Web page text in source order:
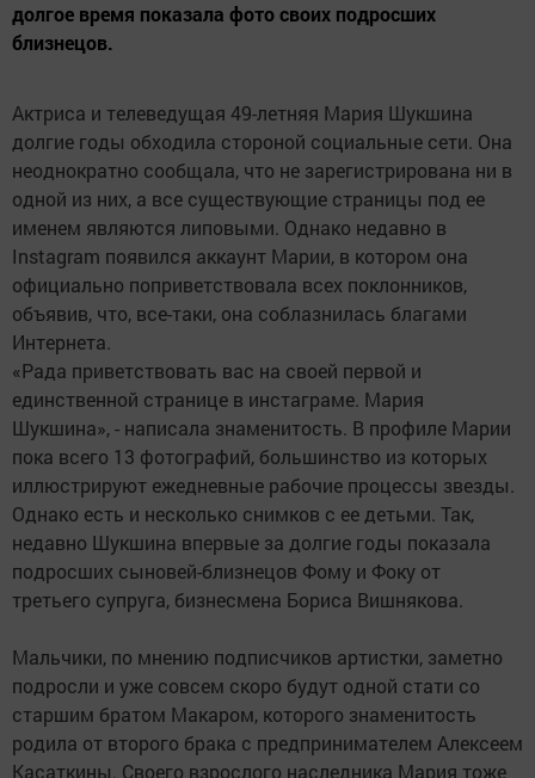
долгое время показала фото своих подросших
близнецов.
Актриса и телеведущая 49-летняя Мария Шукшина
долгие годы обходила стороной социальные сети. Она
неоднократно сообщала, что не зарегистрирована ни в
одной из них, а все существующие страницы под ее
именем являются липовыми. Однако недавно в
Instagram появился аккаунт Марии, в котором она
официально поприветствовала всех поклонников,
объявив, что, все-таки, она соблазнилась благами
Интернета.
«Рада приветствовать вас на своей первой и
единственной странице в инстаграме. Мария
Шукшина», - написала знаменитость. В профиле Марии
пока всего 13 фотографий, большинство из которых
иллюстрируют ежедневные рабочие процессы звезды.
Однако есть и несколько снимков с ее детьми. Так,
недавно Шукшина впервые за долгие годы показала
подросших сыновей-близнецов Фому и Фоку от
третьего супруга, бизнесмена Бориса Вишнякова.
Мальчики, по мнению подписчиков артистки, заметно
подросли и уже совсем скоро будут одной стати со
старшим братом Макаром, которого знаменитость
родила от второго брака с предпринимателем Алексеем
Касаткины. Своего взрослого наследника Мария тоже